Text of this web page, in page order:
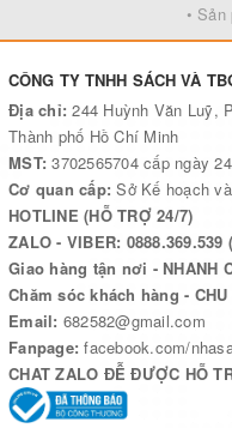
• Sản
CÔNG TY TNHH SÁCH VÀ
Địa chỉ:244 Huỳnh Văn Luỹ,
Thành phố Hồ Chí Minh
MST:3702565704 cấp ngày
Cơ quan cấp:Sở Kế hoạch
HOTLINE (HỖ TRỢ 24/7)
ZALO - VIBER: 0888.369.539
Giao hàng tận nơi - NHANH
Chăm sóc khách hàng -
Email: 682582@gmail.com
Fanpage:facebook.com/
CHAT ZALO ĐỄ ĐƯỢC HỖ